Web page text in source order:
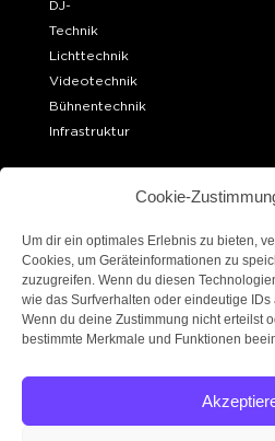
Cookie-
Um dir ein optimales Erlebnis zu bieten,
Cookies, um Geräteinformationen zu
zuzugreifen. Wenn du diesen
wie das Surfverhalten oder eindeutige
Wenn du deine Zustimmung nicht erteilst
bestimmte Merkmale und Funktionen
DJ-
Lichttechnik
Videotechnik
Bühnentechnik
Infrastruktur
OFFICE BERLIN
10439 Berlin
LAGER BERLIN
Robert-W.-Kempner-Straße 6
14167 Berlin